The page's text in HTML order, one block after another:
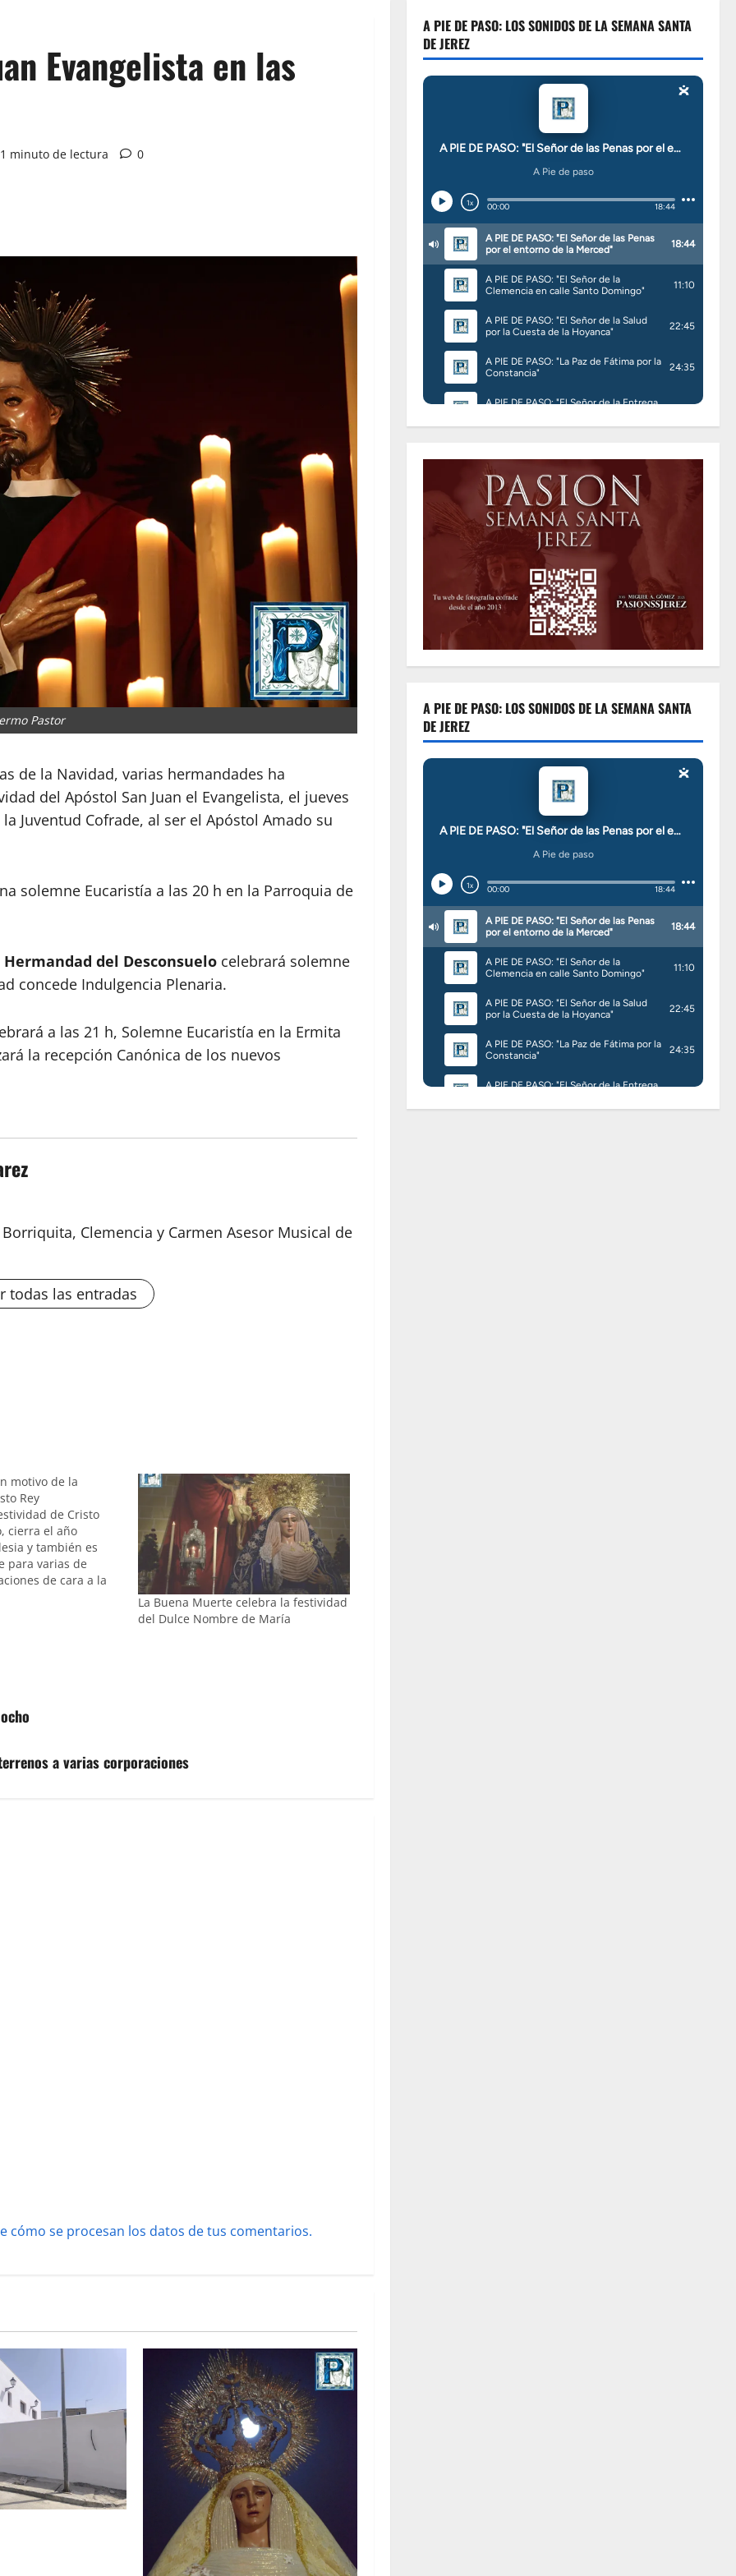
Evangelista en las
1 minuto de lectura 0
Pastor
de la Navidad, varias hermandades ha
del Apóstol San Juan el Evangelista, el jueves
Juventud Cofrade, al ser el Apóstol Amado su
solemne Eucaristía a las 20 h en la Parroquia de
Hermandad del Desconsuelo celebrará solemne
concede Indulgencia Plenaria.
a las 21 h, Solemne Eucaristía en la Ermita
la recepción Canónica de los nuevos
Clemencia y Carmen Asesor Musical de
todas las entradas
motivo de la
Rey
de Cristo
cierra el año
y también es
para varias de
de cara a la
La Buena Muerte celebra la festividad
del Dulce Nombre de María
a varias corporaciones
cómo se procesan los datos de tus comentarios.
A PIE DE PASO: LOS SONIDOS DE LA SEMANA SANTA
DE JEREZ
A PIE DE PASO: LOS SONIDOS DE LA SEMANA SANTA
DE JEREZ